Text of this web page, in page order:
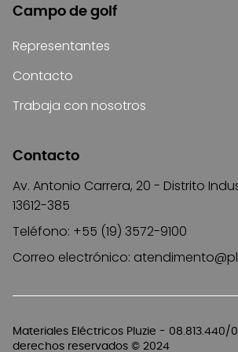
Materiales Eléctricos Pluzie - 08.813.440/
derechos reservados © 2024
Campo de golf
Representantes
Contacto
Trabaja con nosotros
Contacto
Av. Antonio Carrera, 20 - Distrito
13612-385
Teléfono: +55 (19) 3572-9100
Correo electrónico: